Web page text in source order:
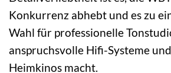
Konkurrenz abhebt und es zu
Wahl für professionelle
anspruchsvolle Hifi-Systeme
Heimkinos macht.